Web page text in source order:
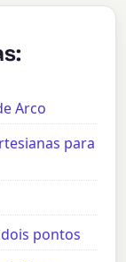
Arco
para
pontos